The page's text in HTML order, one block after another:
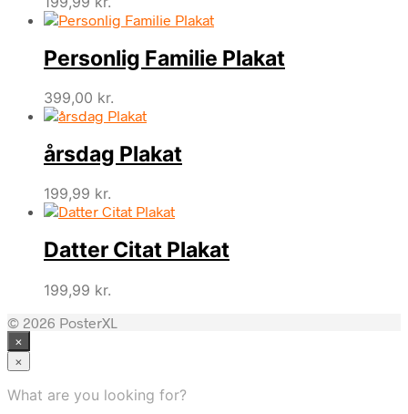
Personlig Familie Plakat
399,00 kr.
årsdag Plakat
199,99 kr.
Datter Citat Plakat
199,99 kr.
© 2026 PosterXL
×
×
What are you looking for?